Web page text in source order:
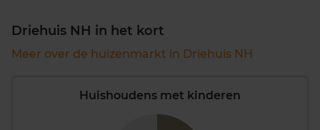
Driehuis NH in het kort
Meer over de huizenmarkt in Driehuis NH
Huishoudens met kinderen